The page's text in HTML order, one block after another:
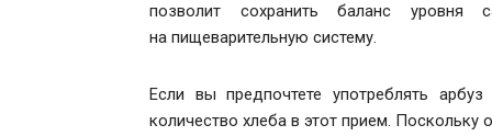
позволит сохранить баланс
на пищеварительную систему.
Если вы предпочтете употреблять
количество хлеба в этот прием. Поскольку